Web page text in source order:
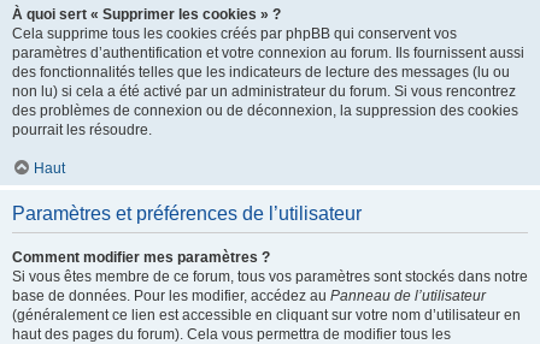
À quoi sert « Supprimer les cookies » ?
Cela supprime tous les cookies créés par phpBB qui conservent vos
paramètres d’authentification et votre connexion au forum. Ils fournissent aussi
des fonctionnalités telles que les indicateurs de lecture des messages (lu ou
non lu) si cela a été activé par un administrateur du forum. Si vous rencontrez
des problèmes de connexion ou de déconnexion, la suppression des cookies
pourrait les résoudre.
Haut
Paramètres et préférences de l’utilisateur
Comment modifier mes paramètres ?
Si vous êtes membre de ce forum, tous vos paramètres sont stockés dans notre
base de données. Pour les modifier, accédez au Panneau de l’utilisateur
(généralement ce lien est accessible en cliquant sur votre nom d’utilisateur en
haut des pages du forum). Cela vous permettra de modifier tous les